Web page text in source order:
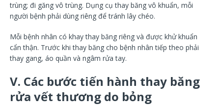
trùng; đi găng vô trùng. Dụng cụ thay băng vô khuẩn, mỗi
người bệnh phải dùng riêng để tránh lây chéo.
Mỗi bệnh nhân có khay thay băng riêng và được khử khuẩn
cẩn thận. Trước khi thay băng cho bệnh nhân tiếp theo phải
thay gang, áo quần và ngâm rửa tay.
V. Các bước tiến hành thay băng
rửa vết thương do bỏng